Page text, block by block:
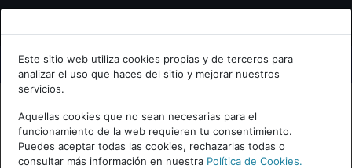
Bienvenid@ a psiquiatria.com
Escribe tu Email
Accede o regístrate con tu email.
Este sitio web utiliza cookies propias y de terceros para
analizar el uso que haces del sitio y mejorar nuestros
servicios.
Aquellas cookies que no sean necesarias para el
funcionamiento de la web requieren tu consentimiento.
Puedes aceptar todas las cookies, rechazarlas todas o
consultar más información en nuestra Política de Cookies.